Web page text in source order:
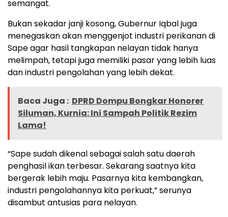
semangat.
Bukan sekadar janji kosong, Gubernur Iqbal juga
menegaskan akan menggenjot industri perikanan di
Sape agar hasil tangkapan nelayan tidak hanya
melimpah, tetapi juga memiliki pasar yang lebih luas
dan industri pengolahan yang lebih dekat.
Baca Juga : DPRD Dompu Bongkar Honorer
Siluman, Kurnia: Ini Sampah Politik Rezim
Lama!
“Sape sudah dikenal sebagai salah satu daerah
penghasil ikan terbesar. Sekarang saatnya kita
bergerak lebih maju. Pasarnya kita kembangkan,
industri pengolahannya kita perkuat,” serunya
disambut antusias para nelayan.